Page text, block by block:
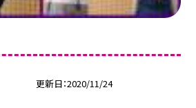
更新日 2020/11/24